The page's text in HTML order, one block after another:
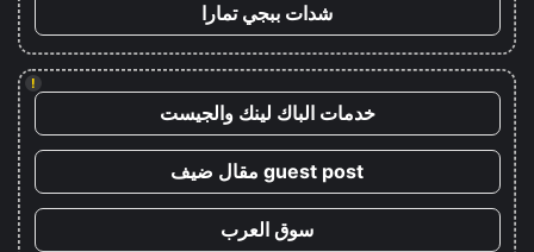
شدات ببجي تمارا
!
خدمات الباك لينك والجيست
guest post مقال ضيف
سوق العرب